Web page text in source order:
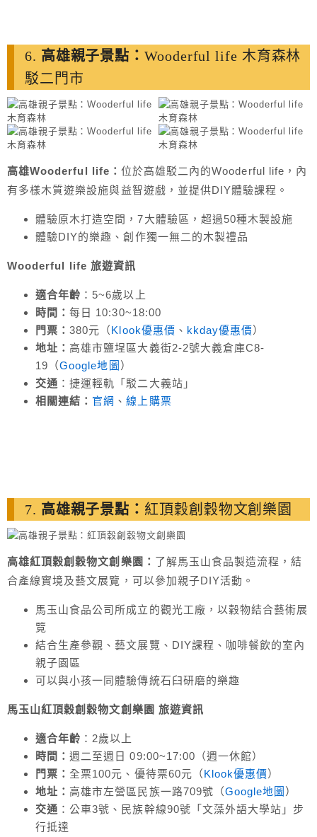
6. 高雄親子景點：Wooderful life 木育森林
駁二門市
高雄Wooderful life： 位於高雄駁二內的Wooderful life，內
有多樣木質遊樂設施與益智遊戲，並提供DIY體驗課程。
體驗原木打造空間，7大體驗區，超過50種木製設施
體驗DIY的樂趣、創作獨一無二的木製禮品
Wooderful life 旅遊資訊
適合年齡 ：5~6歲以上
時間：每日 10:30~18:00
門票：380元（Klook優惠價 、 kkday優惠價）
地址： 高雄市鹽埕區大義街2-2號大義倉庫C8-
19（Google地圖 ）
交通 ：捷運輕軌「駁二大義站」
相關連結： 官網 、線上購票
7. 高雄親子景點： 紅頂穀創穀物文創樂園
高雄紅頂穀創穀物文創樂園： 了解馬玉山食品製造流程，結
合產線實境及藝文展覽，可以參加親子DIY活動。
馬玉山食品公司所成立的觀光工廠，以穀物結合藝術展
覽
結合生產參觀、藝文展覽、DIY課程、咖啡餐飲的室內
親子園區
可以與小孩一同體驗傳統石臼研磨的樂趣
馬玉山紅頂穀創穀物文創樂園 旅遊資訊
適合年齡 ：2歲以上
時間：週二至週日 09:00~17:00（週一休館）
門票：全票100元、優待票60元（Klook優惠價）
地址： 高雄市左營區民族一路709號（Google地圖 ）
交通 ：公車3號、民族幹線90號「文藻外語大學站」步
行抵達